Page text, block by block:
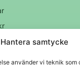
Hantera samtycke
använder vi teknik som